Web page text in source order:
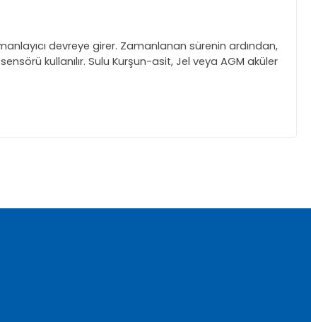
devreye girer. Zamanlanan sürenin ardından,
kullanılır. Sulu Kurşun-asit, Jel veya AGM aküler